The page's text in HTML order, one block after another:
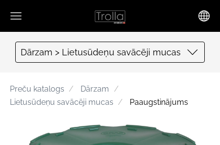
Dārzam > Lietusūdeņu savācēji mucas
Preču katalogs
Dārzam
Lietusūdeņu savācēji mucas
Paaugstinājums